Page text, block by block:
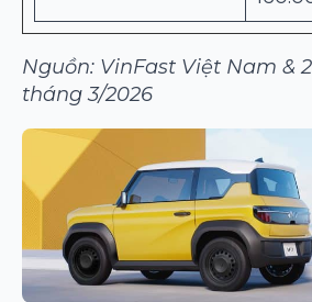
Nguồn: VinFast Việt Nam &
tháng 3/2026